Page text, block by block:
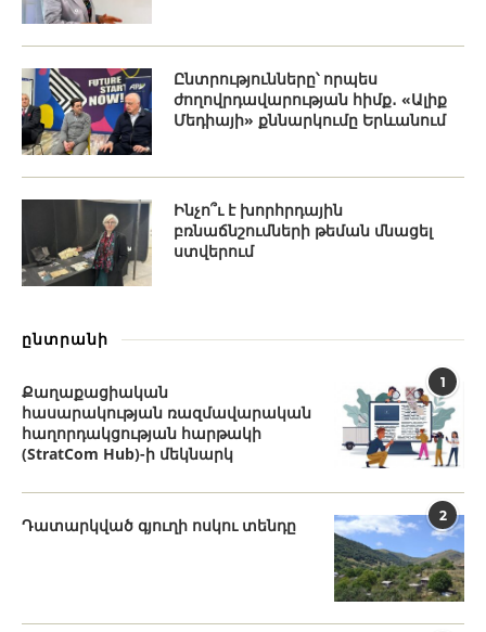
Ընտրությունները՝ որպես
ժողովրդավարության հիմք․ «Ալիք
Մեդիայի» քննարկումը Երևանում
Ինչո՞ւ է խորհրդային
բռնաճնշումների թեման մնացել
ստվերում
ընտրանի
1
Քաղաքացիական
հասարակության ռազմավարական
հաղորդակցության հարթակի
(StratCom Hub)-ի մեկնարկ
2
Դատարկված գյուղի ոսկու տենդը